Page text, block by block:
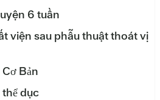
6 tuần
viện sau phẫu thuật thoát vị
Bản
dục